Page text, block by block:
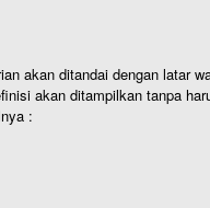
akan ditandai dengan latar
akan ditampilkan tanpa
: